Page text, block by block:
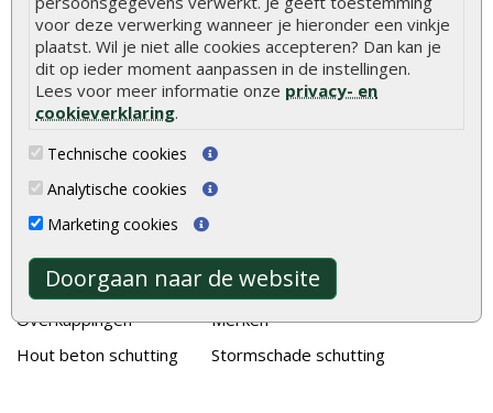
voor deze verwerking wanneer je hieronder een vinkje
plaatst. Wil je niet alle cookies accepteren? Dan kan je
dit op ieder moment aanpassen in de instellingen.
Lees voor meer informatie onze privacy- en
cookieverklaring.
Technische cookies
Analytische cookies
Marketing cookies
Doorgaan naar de website
Alle populaire categorieën
Tuinhout
Schutting
Vlonderplanken
Tuinpalen
Tuinhekken
Blokhutten
Overkappingen
Hout beton schutting
Tuindeuren
Schuttingplanken
Steigerplanken
Aanbiedingen
Merken
Stormschade schutting